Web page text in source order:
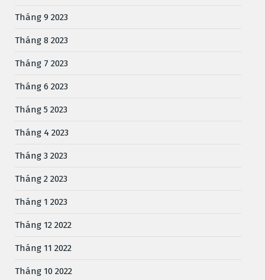
Tháng 9 2023
Tháng 8 2023
Tháng 7 2023
Tháng 6 2023
Tháng 5 2023
Tháng 4 2023
Tháng 3 2023
Tháng 2 2023
Tháng 1 2023
Tháng 12 2022
Tháng 11 2022
Tháng 10 2022